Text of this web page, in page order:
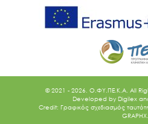
© 2021 - 2026. O.ΦΥ.ΠΕ.Κ.Α. All
Developed by Digilex
Credit: Γραφικός σχεδιασμός
GRAPHX.